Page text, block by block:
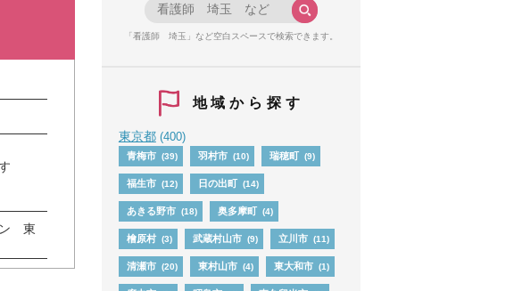
　東
「看護師 埼玉」など空白スペースで検索できます。
地域から探す
東京都(400)
青梅市 (39) 羽村市 (10) 瑞穂町 (9)
福生市 (12) 日の出町 (14)
あきる野市 (18) 奥多摩町 (4)
檜原村 (3) 武蔵村山市 (9) 立川市 (11)
清瀬市 (20) 東村山市 (4) 東大和市 (1)